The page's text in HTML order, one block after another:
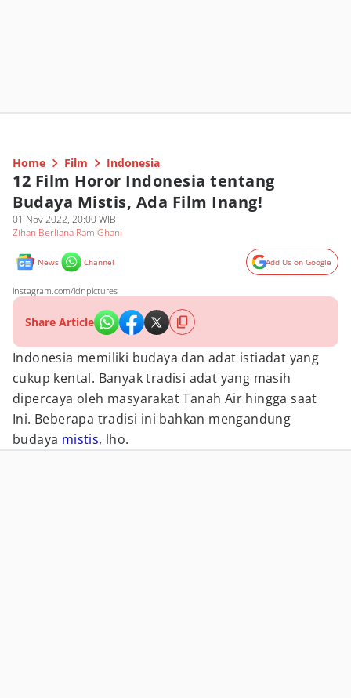
Home Film Indonesia
12 Film Horor Indonesia tentang
Budaya Mistis, Ada Film Inang!
01 Nov 2022, 20:00 WIB
Zihan Berliana Ram Ghani
News Channel Add Us on Google
instagram.com/idnpictures
Share Article
Indonesia memiliki budaya dan adat istiadat yang
cukup kental. Banyak tradisi adat yang masih
dipercaya oleh masyarakat Tanah Air hingga saat
Ini. Beberapa tradisi ini bahkan mengandung
budaya mistis, lho.